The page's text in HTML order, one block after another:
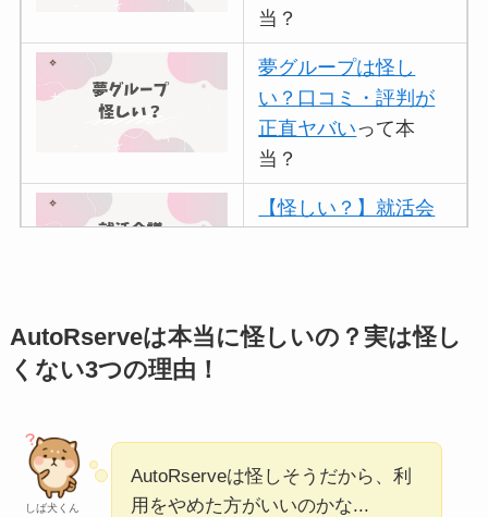
当？
夢グループは怪し
い？口コミ・評判が
正直ヤバいって本
当？
【怪しい？】就活会
アトムクリニックは
【怪しい？】帝国デ
ータバンクの口コ
AutoRserveは本当に怪しいの？実は怪し
くない3つの理由！
しば犬くん
AutoRserveは怪しそうだから、利
用をやめた方がいいのかな...